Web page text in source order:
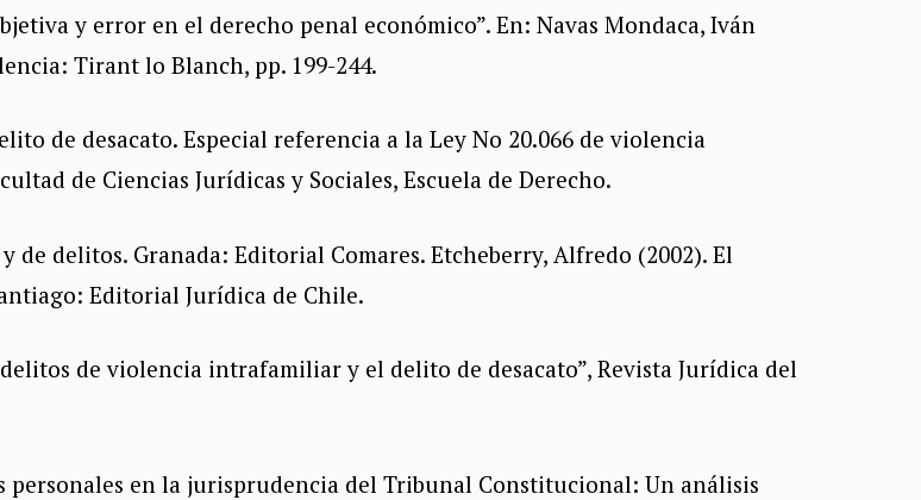
y error en el derecho penal económico”. En: Navas Mondaca, Iván
Tirant lo Blanch, pp. 199-244.
de desacato. Especial referencia a la Ley No 20.066 de violencia
de Ciencias Jurídicas y Sociales, Escuela de Derecho.
de delitos. Granada: Editorial Comares. Etcheberry, Alfredo (2002). El
Editorial Jurídica de Chile.
de violencia intrafamiliar y el delito de desacato”, Revista Jurídica del
personales en la jurisprudencia del Tribunal Constitucional: Un análisis